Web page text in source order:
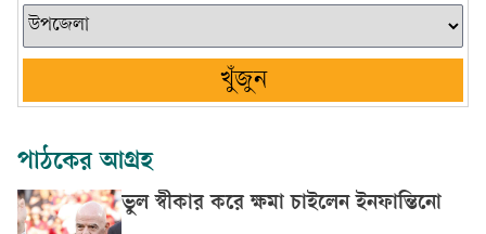
খুঁজুন
পাঠকের আগ্রহ
ভুল স্বীকার করে ক্ষমা চাইলেন ইনফান্তিনো